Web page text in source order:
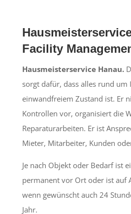
Facility
Hausmeisterservice Hanau.
sorgt dafür, dass alles rund um
einwandfreiem Zustand ist. Er
Kontrollen vor, organisiert die
Reparaturarbeiten. Er ist
Mieter, Mitarbeiter, Kunden
Je nach Objekt oder Bedarf ist
permanent vor Ort oder ist auf
wenn gewünscht auch 24
Jahr.